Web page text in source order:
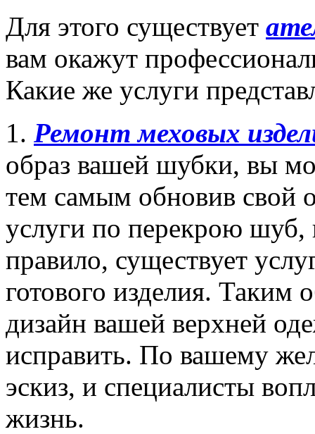
Для этого существует
вам окажут
Какие же услуги
1. Ремонт меховых
образ вашей шубки, вы
тем самым обновив свой
услуги по перекрою шуб,
правило, существует
готового изделия. Таким
дизайн вашей верхней
исправить. По вашему
эскиз, и специалисты
жизнь.